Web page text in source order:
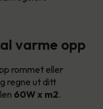
varme opp
rommet eller
regne ut ditt
60W x m2.